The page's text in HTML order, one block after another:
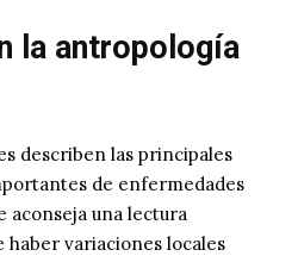
la antropología
describen las principales
de enfermedades
aconseja una lectura
haber variaciones locales